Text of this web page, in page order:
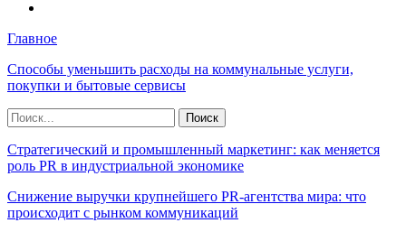
Главное
Способы уменьшить расходы на коммунальные услуги,
покупки и бытовые сервисы
Стратегический и промышленный маркетинг: как меняется
роль PR в индустриальной экономике
Снижение выручки крупнейшего PR-агентства мира: что
происходит с рынком коммуникаций